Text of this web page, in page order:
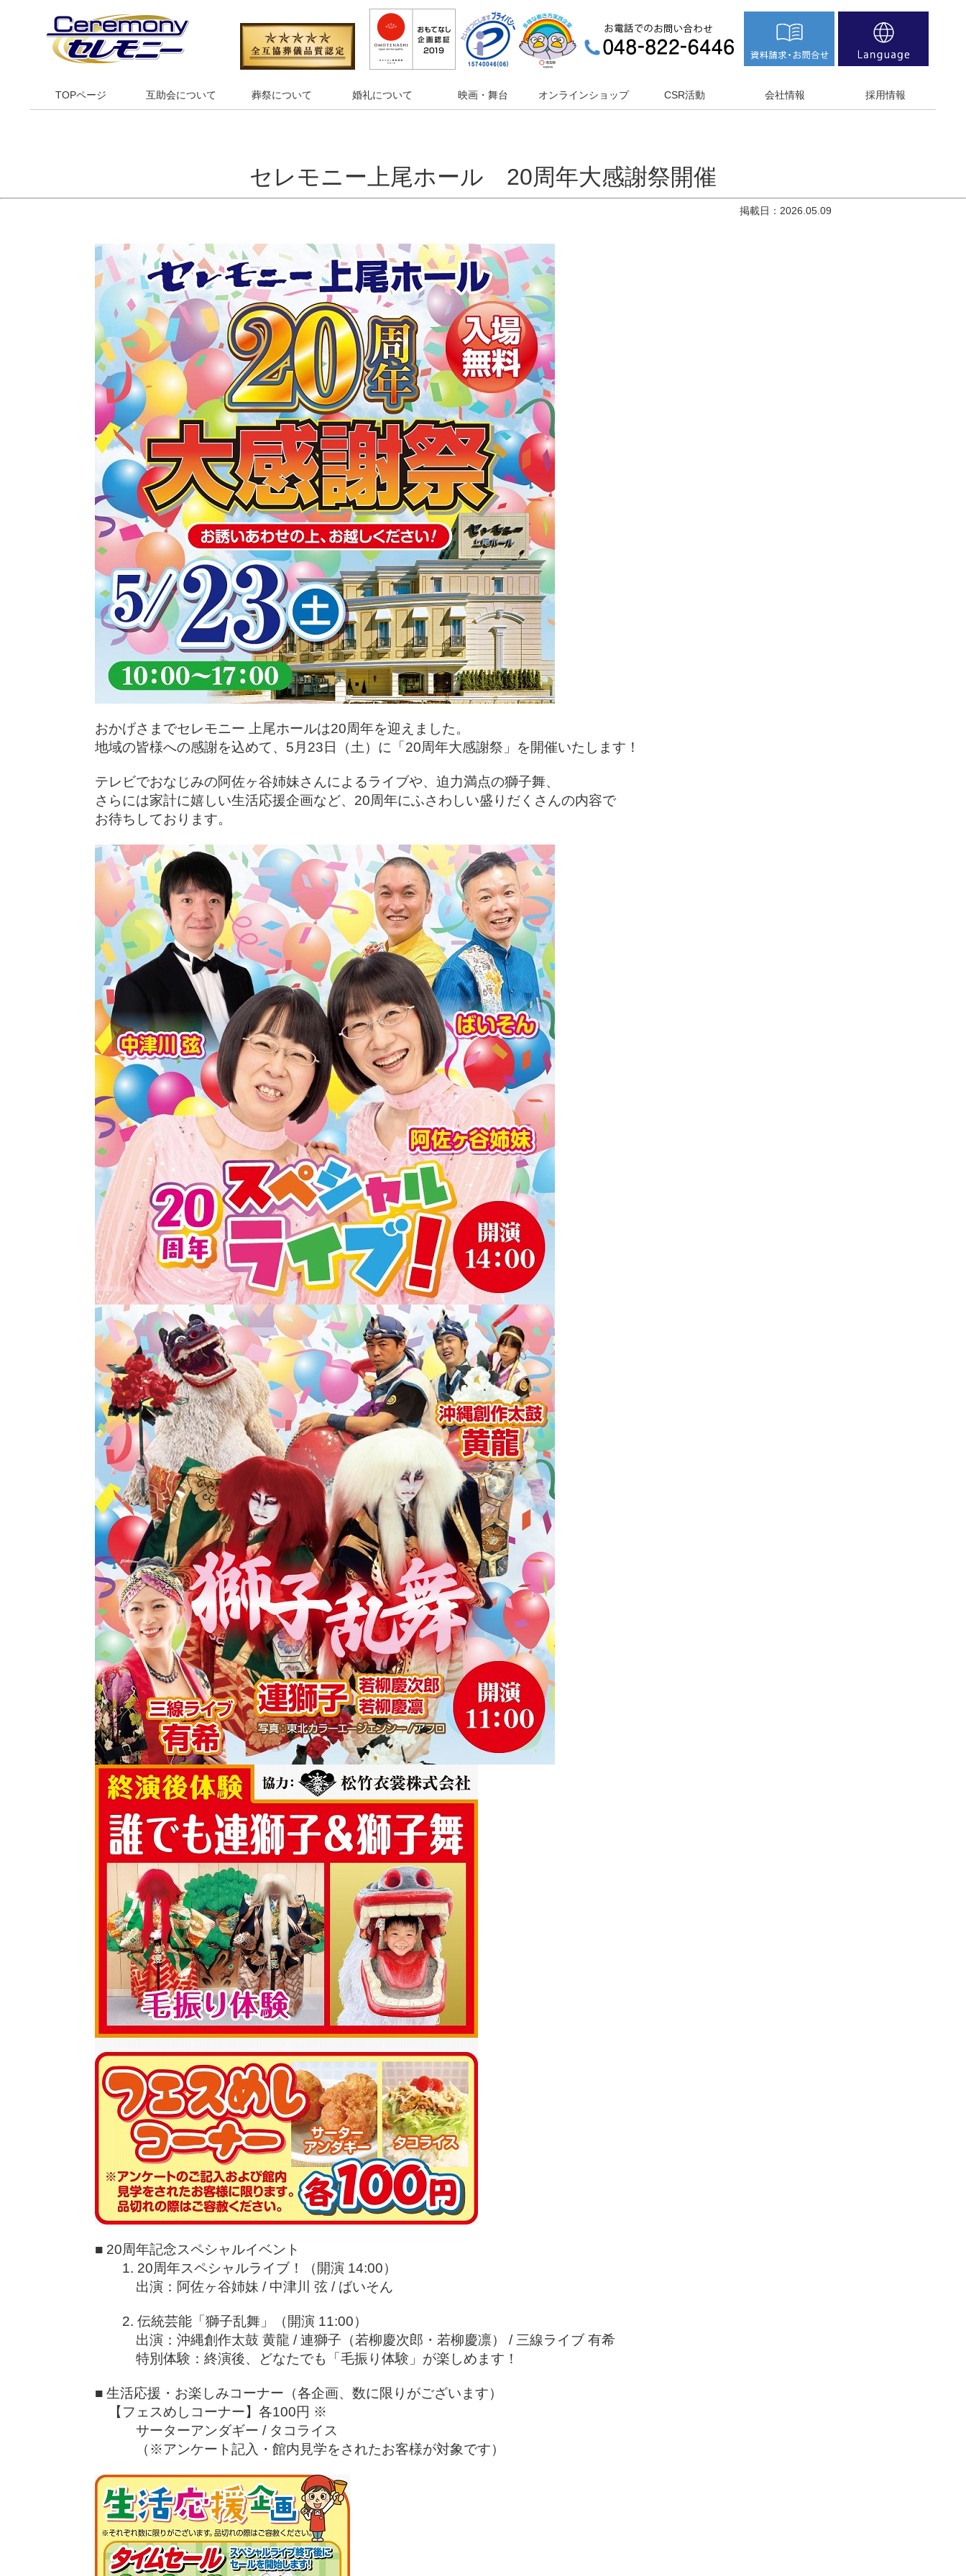
TOPページ 互助会について 葬祭について 婚礼について 映画・舞台 オンラインショップ CSR活動 会社情報 採用情報
セレモニー上尾ホール 20周年大感謝祭開催
掲載日：2026.05.09
おかげさまでセレモニー 上尾ホールは20周年を迎えました。
地域の皆様への感謝を込めて、5月23日（土）に「20周年大感謝祭」を開催いたします！
テレビでおなじみの阿佐ヶ谷姉妹さんによるライブや、迫力満点の獅子舞、
さらには家計に嬉しい生活応援企画など、20周年にふさわしい盛りだくさんの内容で
お待ちしております。
■ 20周年記念スペシャルイベント
1. 20周年スペシャルライブ！（開演 14:00）
出演：阿佐ヶ谷姉妹 / 中津川 弦 / ばいそん
2. 伝統芸能「獅子乱舞」（開演 11:00）
出演：沖縄創作太鼓 黄龍 / 連獅子（若柳慶次郎・若柳慶凛） / 三線ライブ 有希
特別体験：終演後、どなたでも「毛振り体験」が楽しめます！
■ 生活応援・お楽しみコーナー（各企画、数に限りがございます）
【フェスめしコーナー】各100円 ※
サーターアンダギー / タコライス
（※アンケート記入・館内見学をされたお客様が対象です）